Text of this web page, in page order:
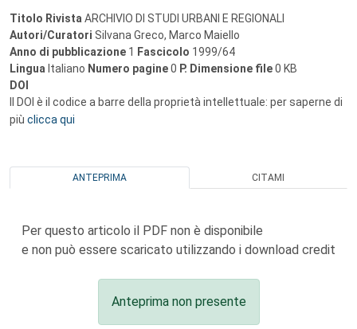
Titolo Rivista ARCHIVIO DI STUDI URBANI E REGIONALI
Autori/Curatori Silvana Greco, Marco Maiello
Anno di pubblicazione 1 Fascicolo 1999/64
Lingua Italiano Numero pagine0 P. Dimensione file0 KB
DOI
Il DOI è il codice a barre della proprietà intellettuale: per saperne di
più clicca qui
ANTEPRIMA CITAMI
Per questo articolo il PDF non è disponibile
e non può essere scaricato utilizzando i download credit
Anteprima non presente